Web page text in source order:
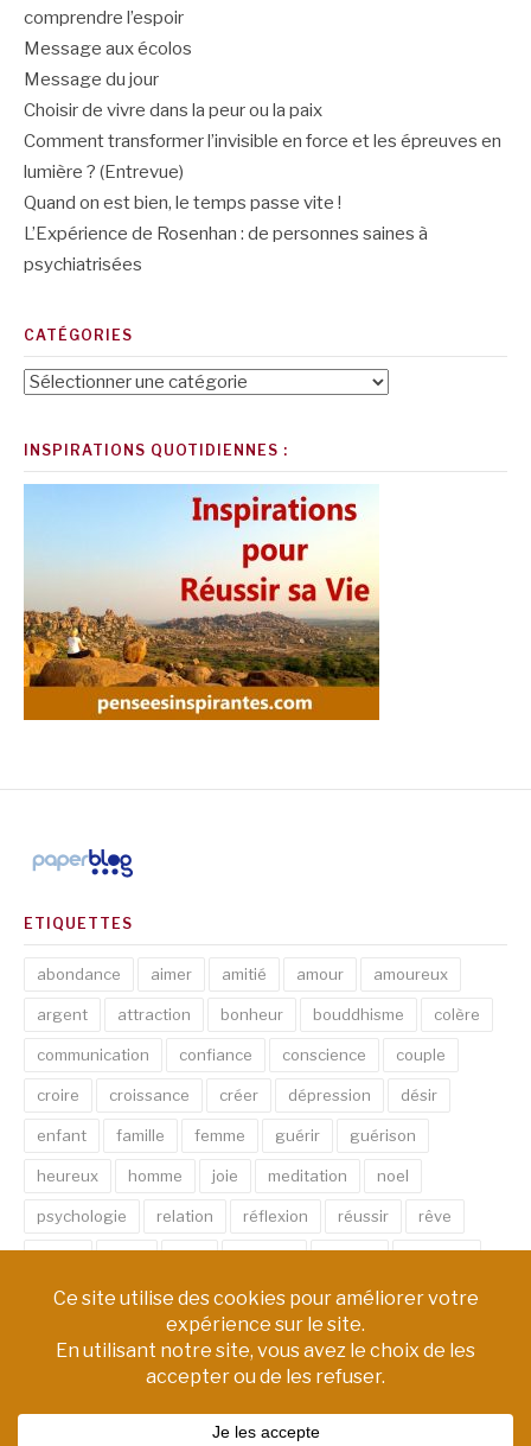
comprendre l’espoir
Message aux écolos
Message du jour
Choisir de vivre dans la peur ou la paix
Comment transformer l’invisible en force et les épreuves en
lumière ? (Entrevue)
Quand on est bien, le temps passe vite !
L’Expérience de Rosenhan : de personnes saines à
psychiatrisées
CATÉGORIES
Catégories
INSPIRATIONS QUOTIDIENNES :
ETIQUETTES
abondance aimer amitié amour amoureux
argent attraction bonheur bouddhisme colère
communication confiance conscience couple
croire croissance créer dépression désir
enfant famille femme guérir guérison
heureux homme joie meditation noel
psychologie relation réflexion réussir rêve
santé sexe soin spirituel succès thérapie
vie âme émotion énergie équilibre
Thème Fashify parFRT